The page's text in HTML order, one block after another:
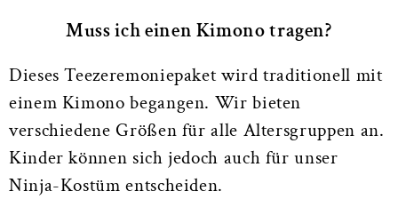
Muss ich einen Kimono tragen?
Dieses Teezeremoniepaket wird traditionell mit
einem Kimono begangen. Wir bieten
verschiedene Größen für alle Altersgruppen an.
Kinder können sich jedoch auch für unser
Ninja-Kostüm entscheiden.